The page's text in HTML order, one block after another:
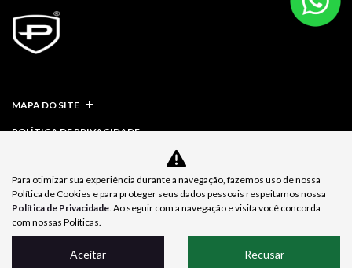
MAPA DO SITE
POLÍTICA DE PRIVACIDADE
Desacelere. Seu bem maior é a vida.
Para otimizar sua experiência durante a navegação, fazemos uso de nossa
Política de Cookies e para proteger seus dados pessoais respeitamos nossa
Política de Privacidade. Ao seguir com a navegação e visita você concorda
com nossas Políticas.
Aceitar Recusar